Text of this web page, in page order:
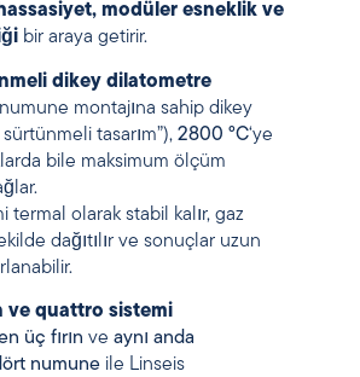
modüler esneklik ve
bir araya getirir.
dikey dilatometre
montajına sahip dikey
sürtünmeli tasarım”), 2800 °C‘ye
bile maksimum ölçüm
termal olarak stabil kalır, gaz
dağıtılır ve sonuçlar uzun
ve quattro sistemi
üç fırın ve aynı anda
numune ile Linseis